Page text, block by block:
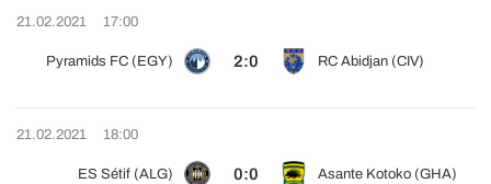
21.02.2021 17:00
Pyramids FC (EGY) 2:0 RC Abidjan (CIV)
21.02.2021 18:00
ES Sétif (ALG) 0:0 Asante Kotoko (GHA)